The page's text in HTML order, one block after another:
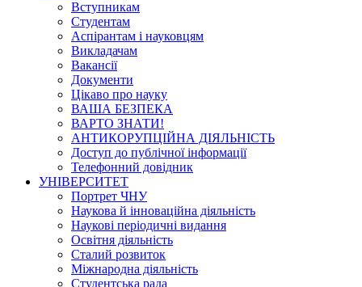
Вступникам
Студентам
Аспірантам і науковцям
Викладачам
Вакансії
Документи
Цікаво про науку
ВАША БЕЗПЕКА
ВАРТО ЗНАТИ!
АНТИКОРУПЦІЙНА ДІЯЛЬНІСТЬ
Доступ до публічної інформації
Телефонний довідник
УНІВЕРСИТЕТ
Портрет ЧНУ
Наукова й інноваційна діяльність
Наукові періодичні видання
Освітня діяльність
Сталий розвиток
Міжнародна діяльність
Студентська рада